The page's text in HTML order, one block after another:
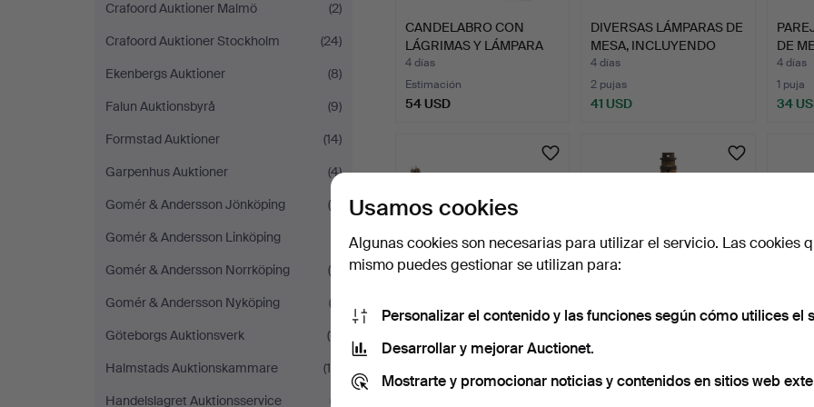
Crafoord Auktioner Malmö
(2)
Crafoord Auktioner Stockholm
(24)
Ekenbergs Auktioner
(8)
Falun Auktionsbyrå
(9)
Formstad Auktioner
(14)
Garpenhus Auktioner
(4)
Gomér & Andersson Jönköping
(4)
Gomér & Andersson Linköping
Gomér & Andersson Norrköping
(5)
Gomér & Andersson Nyköping
(3)
Göteborgs Auktionsverk
(11)
Halmstads Auktionskammare
(14)
Handelslagret Auktionsservice
(7)
CANDELABRO CON
LÁGRIMAS Y LÁMPARA
DE MESA.
4 días
Estimación
54 USD
DIVERSAS LÁMPARAS DE
MESA, INCLUYENDO
LÁMP…
4 días
2 pujas
41 USD
DE
4 días
1 puja
34
CARDÁNICA DE LATÓN Y
Estimación
LÁMPARA DE MESA
Estimación
Usamos cookies
Algunas cookies son necesarias para utilizar el servicio. Las cookies
mismo puedes gestionar se utilizan para:
Personalizar el contenido y las funciones según cómo utilices el
Desarrollar y mejorar Auctionet.
Mostrarte y promocionar noticias y contenidos en sitios web